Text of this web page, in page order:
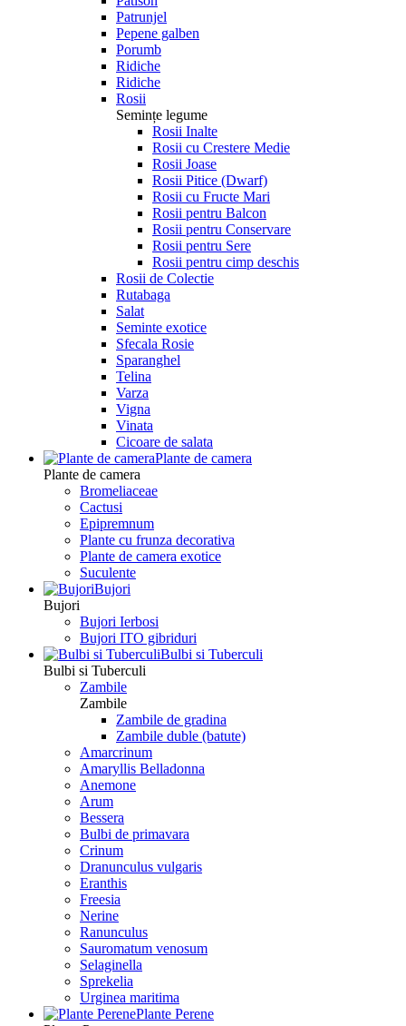
Patrunjel
Pepene galben
Porumb
Ridiche
Ridiche
Rosii
Semințe legume
Rosii Inalte
Rosii cu Crestere Medie
Rosii Joase
Rosii Pitice (Dwarf)
Rosii cu Fructe Mari
Rosii pentru Balcon
Rosii pentru Conservare
Rosii pentru Sere
Rosii pentru cimp deschis
Rosii de Colectie
Rutabaga
Salat
Seminte exotice
Sfecala Rosie
Sparanghel
Telina
Varza
Vigna
Vinata
Сicoare de salata
Plante de camera
Plante de camera
Bromeliaceae
Cactusi
Epipremnum
Plante cu frunza decorativa
Plante de camera exotice
Suculente
Bujori
Bujori
Bujori Ierbosi
Bujori ITO gibriduri
Bulbi si Tuberculi
Bulbi si Tuberculi
Zambile
Zambile
Zambile de gradina
Zambile duble (batute)
Amarcrinum
Amaryllis Belladonna
Anemone
Arum
Bessera
Bulbi de primavara
Crinum
Dranunculus vulgaris
Eranthis
Freesiа
Nerine
Ranunculus
Sauromatum venosum
Selaginella
Sprekelia
Urginea maritima
Plante Perene